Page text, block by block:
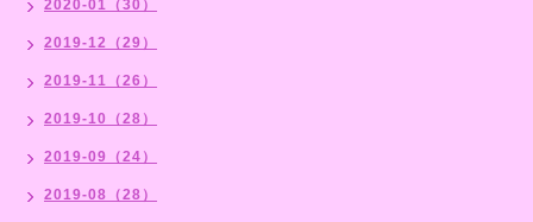
2020-01（30）
2019-12（29）
2019-11（26）
2019-10（28）
2019-09（24）
2019-08（28）